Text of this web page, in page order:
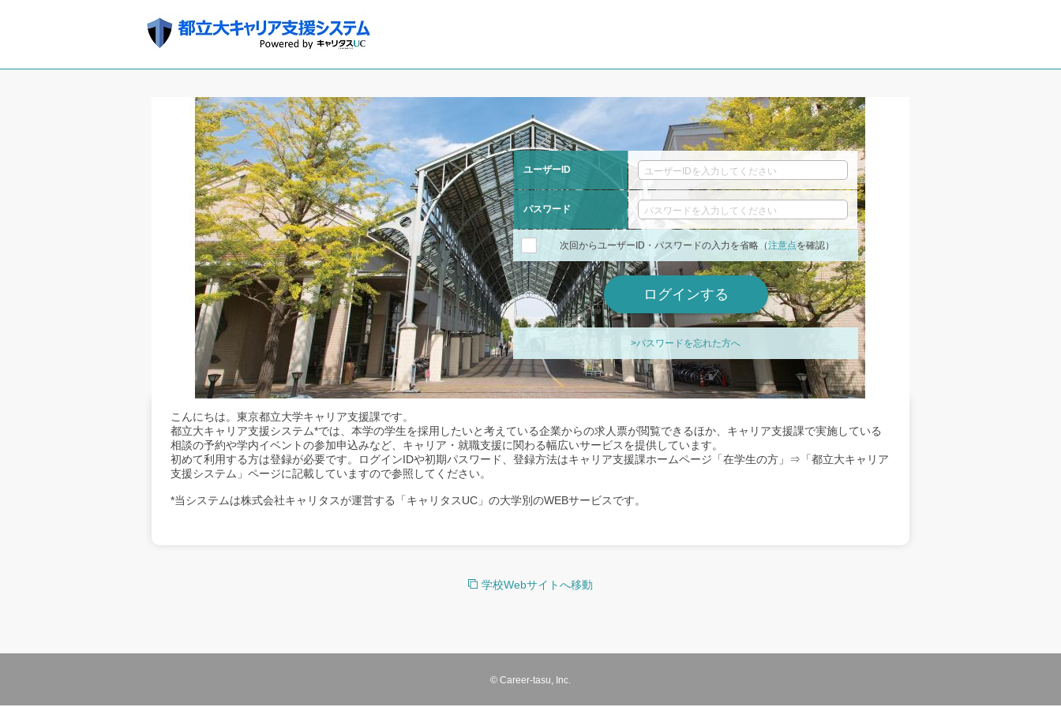
ユーザーID
パスワード
次回からユーザーID・パスワードの入力を省略（注意点を確認）
>パスワードを忘れた方へ
こんにちは。東京都立大学キャリア支援課です。
都立大キャリア支援システム*では、本学の学生を採用したいと考えている企業からの求人票が閲覧できるほか、キャリア支援課で実施している
相談の予約や学内イベントの参加申込みなど、キャリア・就職支援に関わる幅広いサービスを提供しています。
初めて利用する方は登録が必要です。ログインIDや初期パスワード、登録方法はキャリア支援課ホームページ「在学生の方」⇒「都立大キャリア
支援システム」ページに記載していますので参照してください。
*当システムは株式会社キャリタスが運営する「キャリタスUC」の大学別のWEBサービスです。
学校Webサイトへ移動
© Career-tasu, Inc.